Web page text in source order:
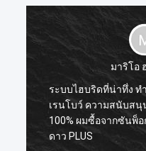
มาริโอ ฮาร์เรอร์
ระบบไฮบริดที่น่าทึ่ง ทํางานได้ดี
เรนโบว์ ความสนับสนุนของคุณม
100% ผมซื้อจากซันพ็อกเท่านั้นแ
ดาว PLUS